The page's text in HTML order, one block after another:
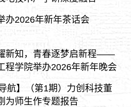
办2026年新年茶话会
新知，青春逐梦启新程——
程学院举办2026年新年晚会
航】（第1期）力创科技董
为师生作专题报告